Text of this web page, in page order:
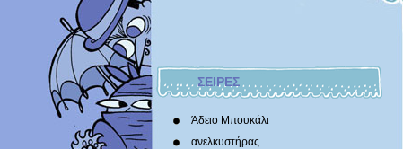
ΣΕΙΡΕΣ
Άδειο Μπουκάλι
ανελκυστήρας